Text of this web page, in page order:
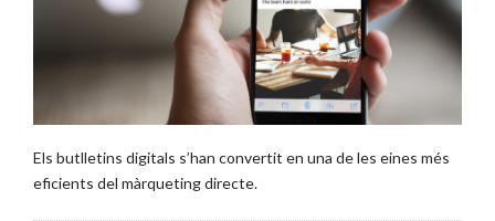
Els butlletins digitals s’han convertit en una de les eines més
eficients del màrqueting directe.